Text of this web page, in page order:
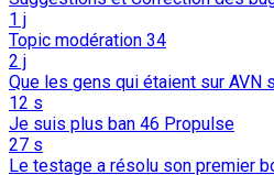
1 j
Topic modération 34
2 j
Que les gens qui étaient sur AVN
12 s
Je suis plus ban 46 Propulse
27 s
Le testage a résolu son premier